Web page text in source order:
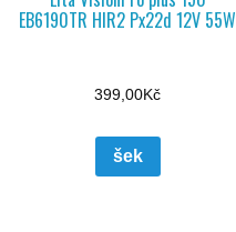
EB6190TR HIR2 Px22d 12V 55W
399,00Kč
šek